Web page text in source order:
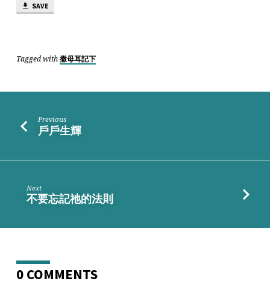
SAVE
Tagged with 撒母耳記下
Previous
戶戶生輝
Next
不要忘記祂的法則
0 COMMENTS